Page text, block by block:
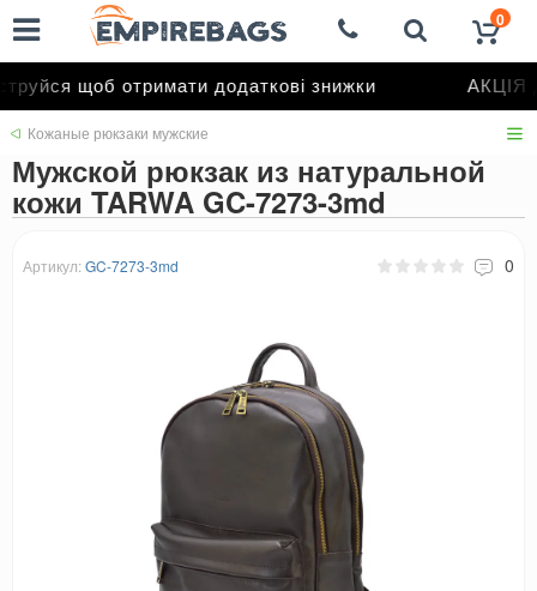
щоб отримати додаткові знижки АКЦІЯ
0
Кожаные рюкзаки мужские
Мужской рюкзак из натуральной
кожи TARWA GC-7273-3md
Артикул: GC-7273-3md 0